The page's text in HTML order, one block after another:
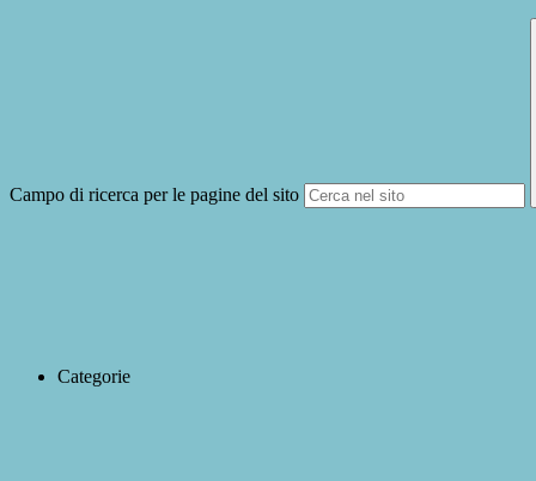
Campo di ricerca per le pagine del sito
Categorie